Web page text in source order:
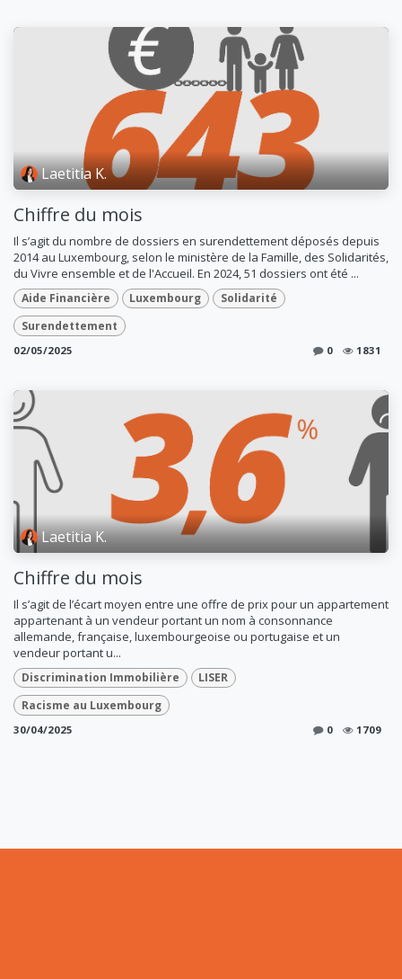
Laetitia K.
Chiffre du mois
Il s’agit du nombre de dossiers en surendettement déposés depuis
2014 au Luxembourg, selon le ministère de la Famille, des Solidarités,
du Vivre ensemble et de l'Accueil. En 2024, 51 dossiers ont été ...
Aide Financière Luxembourg
Solidarité
Surendettement
02/05/2025 0 1831
Laetitia K.
Chiffre du mois
Il s’agit de l’écart moyen entre une offre de prix pour un appartement
appartenant à un vendeur portant un nom à consonnance
allemande, française, luxembourgeoise ou portugaise et un
vendeur portant u...
Discrimination Immobilière
LISER
Racisme au Luxembourg
30/04/2025 0 1709